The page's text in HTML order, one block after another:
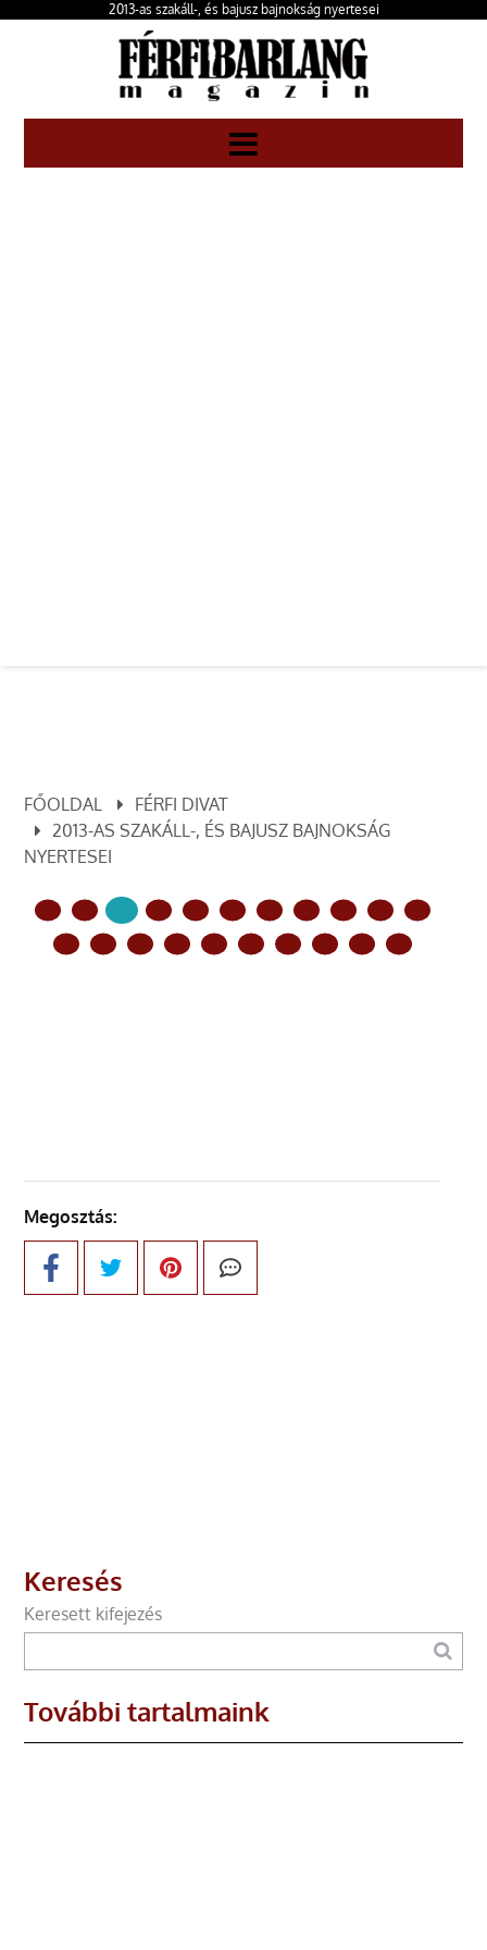
2013-as szakáll-, és bajusz bajnokság nyertesei
FŐOLDAL
FÉRFI DIVAT
2013-AS SZAKÁLL-, ÉS BAJUSZ BAJNOKSÁG
NYERTESEI
Megosztás:
Keresés
Keresett kifejezés
További tartalmaink